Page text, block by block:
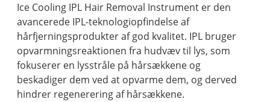
Ice Cooling IPL Hair Removal Instrument er den
avancerede IPL-teknologiopfindelse af
hårfjerningsprodukter af god kvalitet. IPL bruger
opvarmningsreaktionen fra hudvæv til lys, som
fokuserer en lysstråle på hårsækkene og
beskadiger dem ved at opvarme dem, og derved
hindrer regenerering af hårsækkene.